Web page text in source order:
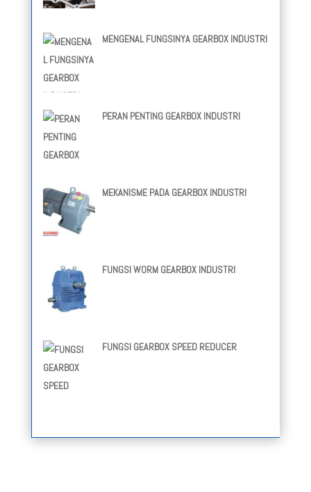
MENGENAL FUNGSINYA GEARBOX INDUSTRI
PERAN PENTING GEARBOX INDUSTRI
MEKANISME PADA GEARBOX INDUSTRI
FUNGSI WORM GEARBOX INDUSTRI
FUNGSI GEARBOX SPEED REDUCER